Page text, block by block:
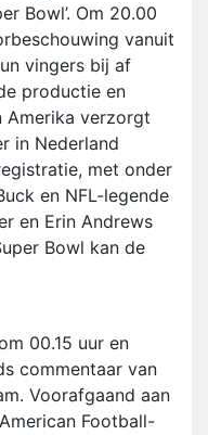
Bowl’. Om 20.00
vanuit
vingers bij af
productie en
Amerika verzorgt
in Nederland
met onder
en NFL-legende
en Erin Andrews
Bowl kan de
00.15 uur en
commentaar van
Voorafgaand aan
Football-